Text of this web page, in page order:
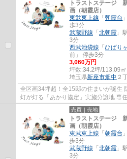
トラストステージ
画（朝霞店）
東武東上線 「 朝霞台
歩3分
武蔵野線 「 北朝霞 」
3分
西武池袋線 「 ひばり
前」 停歩3分
3,060万円
坪数:34.2坪/113.09㎡
埼玉県新座市畑中 ２
全区画34坪超！全15邸の住まいが誕生
灯が灯る「あかり協定」実施分譲地 専
カタチにするフリープラン 土地の仕入
売買｜売地
トラストステージ
画（朝霞店）
東武東上線 「 朝霞台
歩3分
武蔵野線 「 北朝霞 」
3分